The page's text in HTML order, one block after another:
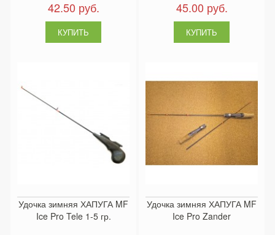
42.50 руб. 45.00 руб.
Удочка зимняя ХАПУГА MF
Ice Pro Tele 1-5 гр.
Удочка зимняя ХАПУГА MF
Ice Pro Zander